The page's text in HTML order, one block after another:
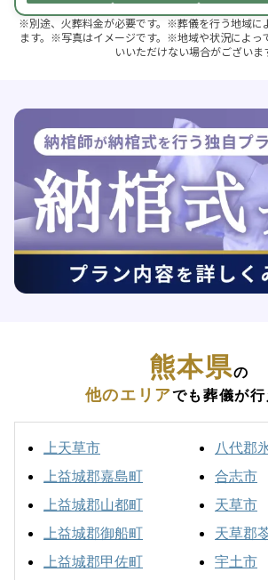
※別途、火葬料金が必要です。※葬儀を行う地域に
ます。※写真はイメージです。※地域や状況によっ
いいただけない場合がございま
熊本県の
他のエリアでも葬儀が
上天草市
上益城郡嘉島町
上益城郡山都町
上益城郡御船町
上益城郡甲佐町
八代郡
合志市
天草市
天草郡
宇土市